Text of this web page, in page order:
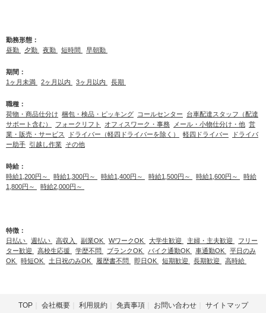
勤務形態：
昼勤
夕勤 夜勤 短時間 早朝勤
期間：
1ヶ月未満
2ヶ月以内 3ヶ月以内 長期
職種：
荷物・商品仕分け 梱包・検品・ピッキング コールセンター
台車配達スタッフ（配達
サポート含む）
フォークリフト オフィスワーク・事務 メール・小物仕分け・他 営
業・販売・サービス
ドライバー（軽四ドライバーを除く） 軽四ドライバー
ドライバ
ー助手 引越し作業 その他
時給：
時給1,200円～
時給1,300円～ 時給1,400円～ 時給1,500円～ 時給1,600円～
時給
1,800円～
時給2,000円～
特徴：
日払い
週払い 高収入 副業OK WワークOK 大学生歓迎 主婦・主夫歓迎
フリー
ター歓迎
高校生応援 学歴不問 ブランクOK バイク通勤OK 車通勤OK
平日のみ
OK
時短OK 土日祝のみOK 履歴書不問 即日OK 短期歓迎 長期歓迎 高時給
TOP 会社概要 利用規約 免責事項 お問い合わせ サイトマップ